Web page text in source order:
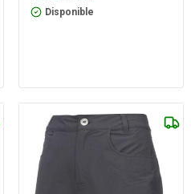
Disponible